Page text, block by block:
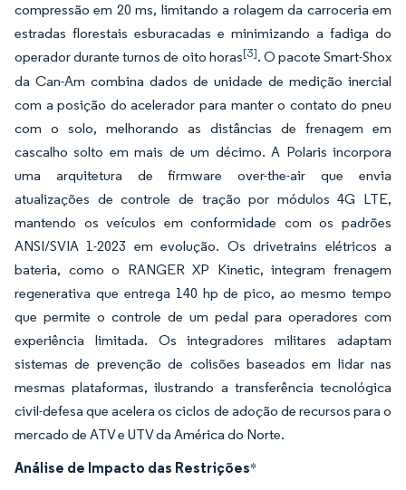
compressão em 20 ms, limitando a rolagem da carroceria em
estradas florestais esburacadas e minimizando a fadiga do
operador durante turnos de oito horas[3]. O pacote Smart-Shox
da Can-Am combina dados de unidade de medição inercial
com a posição do acelerador para manter o contato do pneu
com o solo, melhorando as distâncias de frenagem em
cascalho solto em mais de um décimo. A Polaris incorpora
uma arquitetura de firmware over-the-air que envia
atualizações de controle de tração por módulos 4G LTE,
mantendo os veículos em conformidade com os padrões
ANSI/SVIA 1-2023 em evolução. Os drivetrains elétricos a
bateria, como o RANGER XP Kinetic, integram frenagem
regenerativa que entrega 140 hp de pico, ao mesmo tempo
que permite o controle de um pedal para operadores com
experiência limitada. Os integradores militares adaptam
sistemas de prevenção de colisões baseados em lidar nas
mesmas plataformas, ilustrando a transferência tecnológica
civil-defesa que acelera os ciclos de adoção de recursos para o
mercado de ATV e UTV da América do Norte.
Análise de Impacto das Restrições*